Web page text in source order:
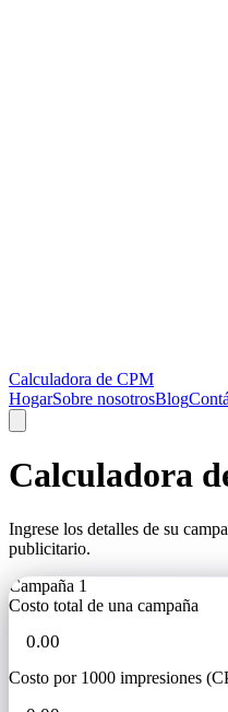
Calculadora de CPM
HogarSobre nosotrosBlog
Calculadora
Ingrese los detalles de su
publicitario.
Campaña 1
Costo total de una campaña
Costo por 1000 impresiones